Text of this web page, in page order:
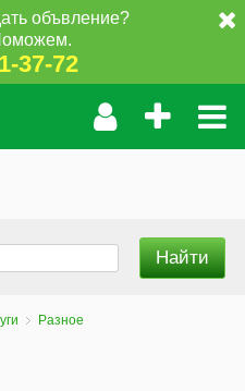
объвление?
37-72
Разное